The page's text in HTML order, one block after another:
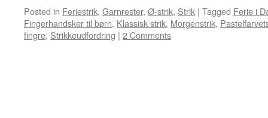
Posted in Feriestrik, Garnrester, Ø-strik, Strik | Tagged Ferie i
Fingerhandsker til børn, Klassisk strik, Morgenstrik,
fingre, Strikkeudfordring | 2 Comments